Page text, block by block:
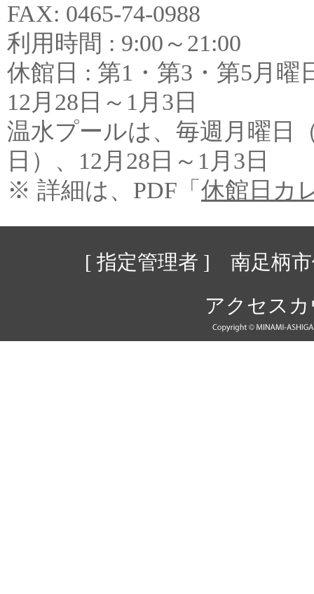
FAX: 0465-74-0988
利用時間 : 9:00～21:00
休館日 : 第1・第3・第5月
12月28日～1月3日
温水プールは、毎週月曜日
日）、12月28日～1月3日
※ 詳細は、PDF「 休館日カ
[ 指定管理者 ] 南足柄
アクセスカ